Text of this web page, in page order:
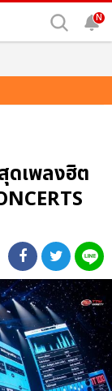
N
ดเพลงฮิต